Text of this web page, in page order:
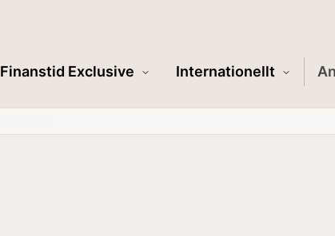
Finanstid Exclusive Internationellt